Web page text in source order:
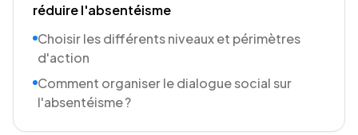
réduire l'absentéisme
Choisir les différents niveaux et périmètres
d'action
Comment organiser le dialogue social sur
l'absentéisme ?